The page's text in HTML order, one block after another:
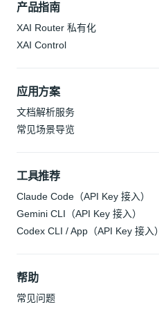
产品指南
XAI Router 私有化
XAI Control
应用方案
文档解析服务
常见场景导览
工具推荐
Claude Code（API Key 接入）
Gemini CLI（API Key 接入）
Codex CLI / App（API Key 接入）
帮助
常见问题